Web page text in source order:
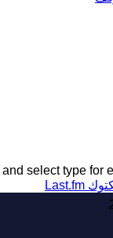
select type for
Last.fm